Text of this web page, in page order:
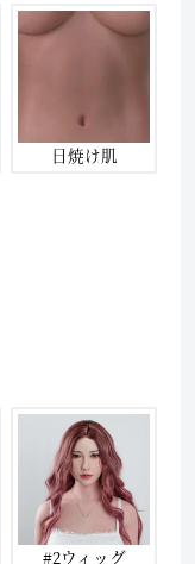
日焼け肌
#2ウィッグ